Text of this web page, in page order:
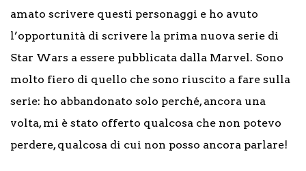
amato scrivere questi personaggi e ho avuto
l’opportunità di scrivere la prima nuova serie di
Star Wars a essere pubblicata dalla Marvel. Sono
molto fiero di quello che sono riuscito a fare sulla
serie: ho abbandonato solo perché, ancora una
volta, mi è stato offerto qualcosa che non potevo
perdere, qualcosa di cui non posso ancora parlare!